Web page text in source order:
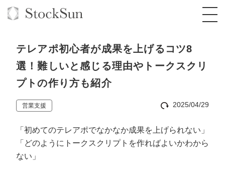
オーダーメイド支援
TOP
品質ガイドライン
BPO支援
定額制Webマーケティング代行『マキトルく
ん』
オリジナルサービス
格安でAI導入支援『あいのりAI』
実績
オンラインサロン
StockSun道場
テレアポ初心者が成果を上げるコツ8
選！難しいと感じる理由やトークスクリ
プトの作り方も紹介
営業支援 2025/04/29
「初めてのテレアポでなかなか成果を上げられない」
「どのようにトークスクリプトを作ればよいかわから
ない」